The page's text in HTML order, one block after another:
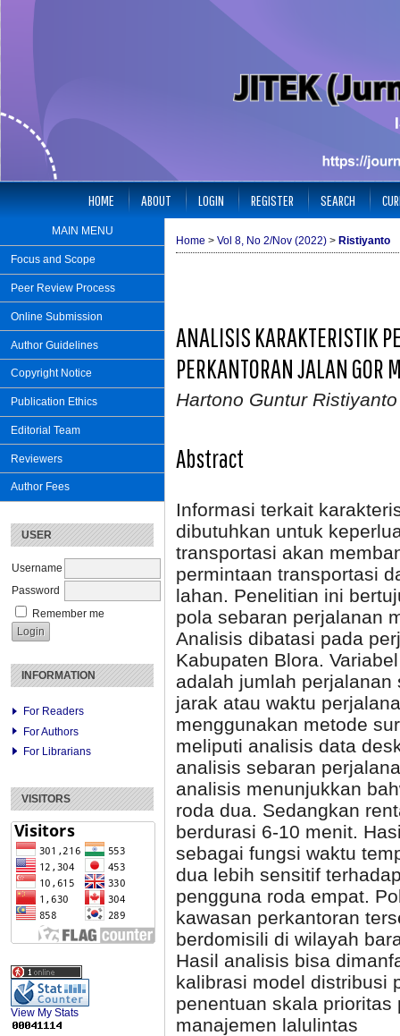
MAIN MENU
Focus and Scope
Peer Review Process
Online Submission
Author Guidelines
Copyright Notice
Publication Ethics
Editorial Team
Reviewers
Author Fees
USER
Username
Password
Remember me
INFORMATION
For Readers
For Authors
For Librarians
VISITORS
View My Stats
HOME ABOUT LOGIN REGISTER SEARCH
Home > Vol 8, No 2/Nov (2022) > Ristiyanto
ANALISIS KARAKTERISTIK
PERKANTORAN JALAN GOR
Hartono Guntur Ristiyanto
Abstract
Informasi terkait
dibutuhkan untuk
transportasi akan
permintaan transportasi
lahan. Penelitian ini
pola sebaran perjalanan
Analisis dibatasi pada
Kabupaten Blora.
adalah jumlah
jarak atau waktu
menggunakan metode
meliputi analisis data
analisis sebaran
analisis menunjukkan
roda dua. Sedangkan
berdurasi 6-10 menit.
sebagai fungsi waktu
dua lebih sensitif
pengguna roda empat.
kawasan perkantoran
berdomisili di wilayah
Hasil analisis bisa
kalibrasi model distribusi
penentuan skala
manajemen lalulintas